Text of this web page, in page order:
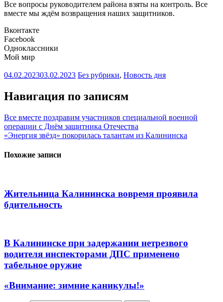
Все вопросы руководителем района взяты на контроль. Все
вместе мы ждём возвращения наших защитников.
Вконтакте
Facebook
Одноклассники
Мой мир
04.02.202303.02.2023 Без рубрики, Новость дня
Навигация по записям
Все вместе поздравим участников специальной военной
операции с Днём защитника Отечества
«Энергия звёзд» покорилась талантам из Калининска
Похожие записи
Жительница Калининска вовремя проявила
бдительность
В Калининске при задержании нетрезвого
водителя инспекторами ДПС применено
табельное оружие
«Внимание: зимние каникулы!»